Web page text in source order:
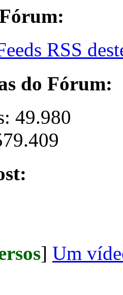
RSS
do Fórum:
49.980
] Um